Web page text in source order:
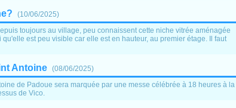
(10/06/2025)
toujours au village, peu connaissent cette niche vitrée aménagée
est peu visible car elle est en hauteur, au premier étage. Il faut
Antoine (08/06/2025)
de Padoue sera marquée par une messe célébrée à 18 heures à la
de Vico.